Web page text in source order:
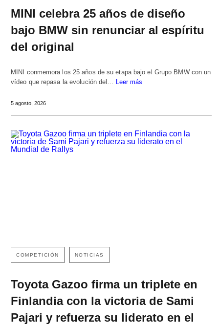
MINI celebra 25 años de diseño
bajo BMW sin renunciar al espíritu
del original
MINI conmemora los 25 años de su etapa bajo el Grupo BMW con un
vídeo que repasa la evolución del…
Leer más
5 agosto, 2026
COMPETICIÓN NOTICIAS
Toyota Gazoo firma un triplete en
Finlandia con la victoria de Sami
Pajari y refuerza su liderato en el